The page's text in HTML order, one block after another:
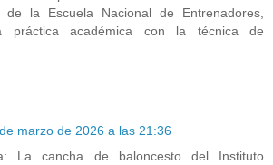
la Escuela Nacional de Entrenadores,
práctica académica con la técnica de
marzo de 2026 a las 21:36
La cancha de baloncesto del Instituto